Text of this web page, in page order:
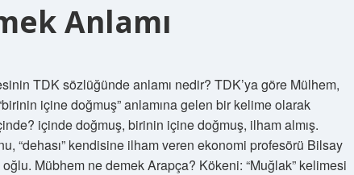
Anlamı
TDK sözlüğünde anlamı nedir? TDK’ya göre Mülhem,
içine doğmuş” anlamına gelen bir kelime olarak
içinde doğmuş, birinin içine doğmuş, ilham almış.
“dehası” kendisine ilham veren ekonomi profesörü Bilsay
oğlu. Mübhem ne demek Arapça? Kökeni: “Muğlak” kelimesi